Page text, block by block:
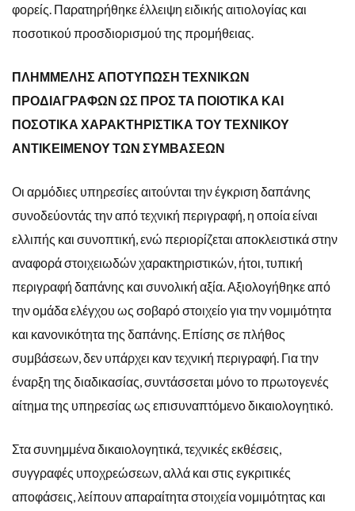
φορείς. Παρατηρήθηκε έλλειψη ειδικής αιτιολογίας και
ποσοτικού προσδιορισμού της προμήθειας.
ΠΛΗΜΜΕΛΗΣ ΑΠΟΤΥΠΩΣΗ ΤΕΧΝΙΚΩΝ
ΠΡΟΔΙΑΓΡΑΦΩΝ ΩΣ ΠΡΟΣ ΤΑ ΠΟΙΟΤΙΚΑ ΚΑΙ
ΠΟΣΟΤΙΚΑ ΧΑΡΑΚΤΗΡΙΣΤΙΚΑ ΤΟΥ ΤΕΧΝΙΚΟΥ
ΑΝΤΙΚΕΙΜΕΝΟΥ ΤΩΝ ΣΥΜΒΑΣΕΩΝ
Οι αρμόδιες υπηρεσίες αιτούνται την έγκριση δαπάνης
συνοδεύοντάς την από τεχνική περιγραφή, η οποία είναι
ελλιπής και συνοπτική, ενώ περιορίζεται αποκλειστικά στην
αναφορά στοιχειωδών χαρακτηριστικών, ήτοι, τυπική
περιγραφή δαπάνης και συνολική αξία. Αξιολογήθηκε από
την ομάδα ελέγχου ως σοβαρό στοιχείο για την νομιμότητα
και κανονικότητα της δαπάνης. Επίσης σε πλήθος
συμβάσεων, δεν υπάρχει καν τεχνική περιγραφή. Για την
έναρξη της διαδικασίας, συντάσσεται μόνο το πρωτογενές
αίτημα της υπηρεσίας ως επισυναπτόμενο δικαιολογητικό.
Στα συνημμένα δικαιολογητικά, τεχνικές εκθέσεις,
συγγραφές υποχρεώσεων, αλλά και στις εγκριτικές
αποφάσεις, λείπουν απαραίτητα στοιχεία νομιμότητας και